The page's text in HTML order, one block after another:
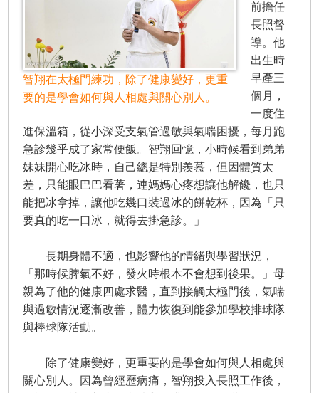
智翔在太極門練功，除了健康變好，更重
要的是學會如何與人相處與關心別人。
前擔任
長照督
導。他
出生時
早產三
個月，
一度住
進保溫箱，從小深受支氣管過敏與氣喘困擾，每月跑
急診幾乎成了家常便飯。智翔回憶，小時候看到弟弟
妹妹開心吃冰時，自己總是特別羨慕，但因體質太
差，只能眼巴巴看著，連媽媽心疼想讓他解饞，也只
能把冰拿掉，讓他吃幾口裝過冰的餅乾杯，因為「只
要真的吃一口冰，就得去掛急診。」
長期身體不適，也影響他的情緒與學習狀況，
「那時候脾氣不好，發火時根本不會想到後果。」母
親為了他的健康四處求醫，直到接觸太極門後，氣喘
與過敏情況逐漸改善，體力恢復到能參加學校排球隊
與棒球隊活動。
除了健康變好，更重要的是學會如何與人相處與
關心別人。因為曾經歷病痛，智翔投入長照工作後，